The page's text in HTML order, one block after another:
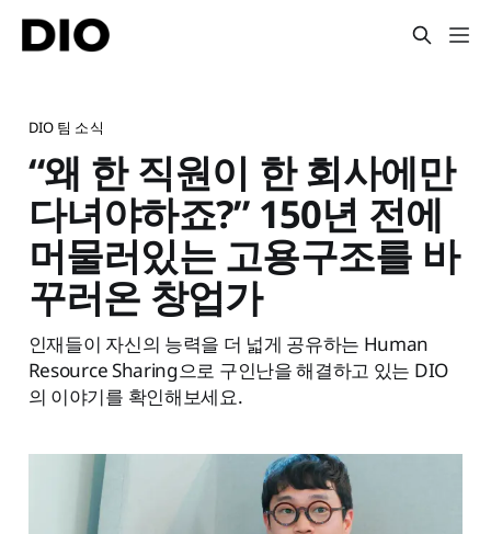
DIO 팀 소식
“왜 한 직원이 한 회사에만
다녀야하죠?” 150년 전에
머물러있는 고용구조를 바
꾸러온 창업가
인재들이 자신의 능력을 더 넓게 공유하는 Human
Resource Sharing으로 구인난을 해결하고 있는 DIO
의 이야기를 확인해보세요.